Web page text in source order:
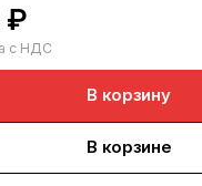
₽
с НДС
В корзину
В корзине